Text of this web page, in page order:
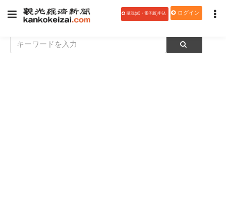
購読(紙・電子版)申込 ログイン